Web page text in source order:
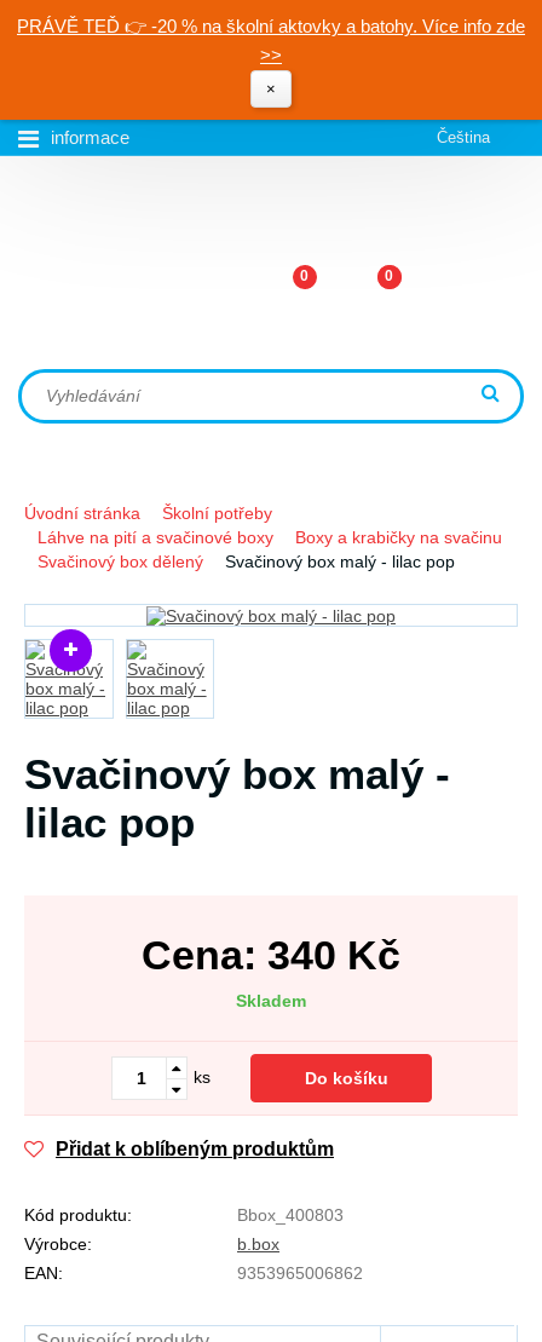
PRÁVĚ TEĎ 👉 -20 % na školní aktovky a batohy. Více info zde
>>
×
informace Čeština
0 0
Úvodní stránka
Školní potřeby
Láhve na pití a svačinové boxy
Boxy a krabičky na svačinu
Svačinový box dělený
Svačinový box malý - lilac pop
Svačinový box malý -
lilac pop
Cena: 340 Kč
Skladem
ks Do košíku
Přidat k oblíbeným produktům
Kód produktu:
Bbox_400803
Výrobce:
b.box
EAN:
9353965006862